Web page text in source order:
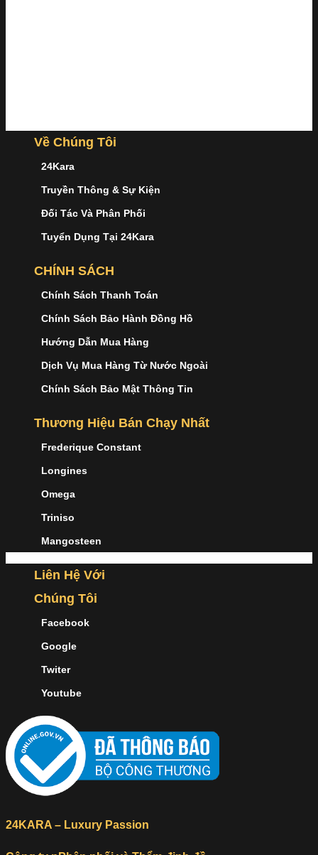
Về Chúng Tôi
24Kara
Truyền Thông & Sự Kiện
Đối Tác Và Phân Phối
Tuyển Dụng Tại 24Kara
CHÍNH SÁCH
Chính Sách Thanh Toán
Chính Sách Bảo Hành Đồng Hồ
Hướng Dẫn Mua Hàng
Dịch Vụ Mua Hàng Từ Nước Ngoài
Chính Sách Bảo Mật Thông Tin
Thương Hiệu Bán Chạy Nhất
Frederique Constant
Longines
Omega
Triniso
Mangosteen
Liên Hệ Với
Chúng Tôi
Facebook
Google
Twiter
Youtube
24KARA – Luxury Passion